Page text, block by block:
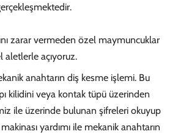
zarar vermeden özel maymuncuklar
açıyoruz.
anahtarın diş kesme işlemi. Bu
kilidini veya kontak tüpü üzerinden
ile üzerinde bulunan şifreleri okuyup
yardımı ile mekanik anahtarın